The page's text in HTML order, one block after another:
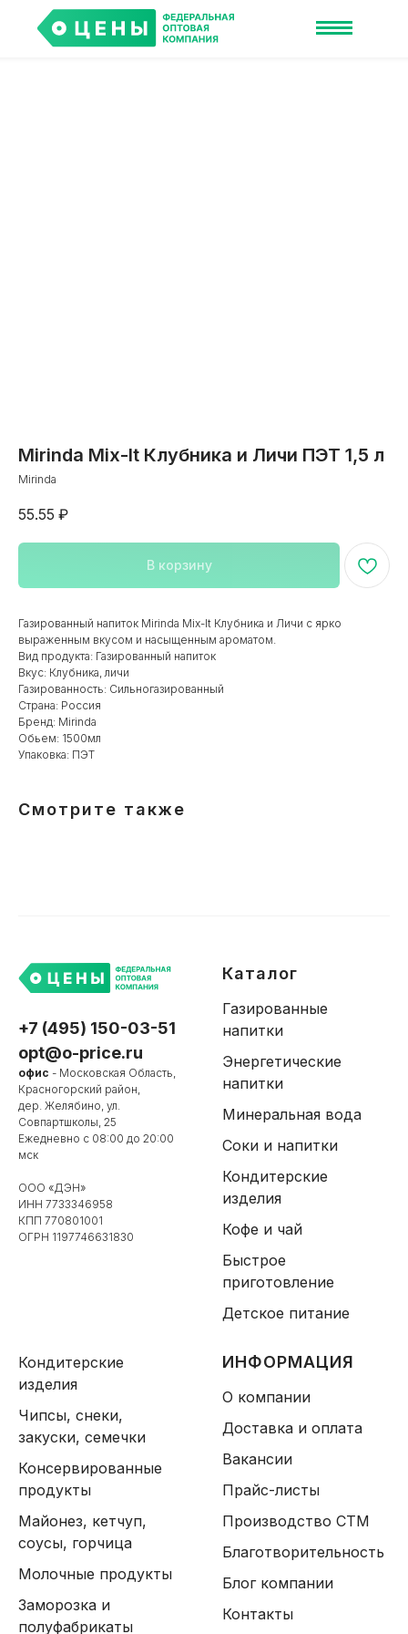
+7 495 150-03-51-
Москва и МО
Бесплатный по России
Заказать звонок
Mirinda Mix-It Клубника и Личи ПЭТ 1,5 л
Mirinda
55.55 ₽
В корзину
Газированный напиток Mirinda Mix-It Клубника и Личи с ярко
выраженным вкусом и насыщенным ароматом.
Вид продукта: Газированный напиток
Вкус: Клубника, личи
Газированность: Сильногазированный
Страна: Россия
Бренд: Mirinda
Обьем: 1500мл
Упаковка: ПЭТ
Смотрите также
+7 (495) 150-03-51
opt@o-price.ru
офис - Московская Область,
Красногорский район,
дер. Желябино, ул.
Совпартшколы, 25
Ежедневно с 08:00 до 20:00
мск
ООО «ДЭН»
ИНН 7733346958
КПП 770801001
ОГРН 1197746631830
Каталог
Газированные
напитки
Энергетические
напитки
Минеральная вода
Соки и напитки
Кондитерские
изделия
Кофе и чай
Быстрое
приготовление
Детское питание
Кондитерские
изделия
Чипсы, снеки,
закуски, семечки
Консервированные
продукты
Майонез, кетчуп,
соусы, горчица
Молочные продукты
Заморозка и
полуфабрикаты
ИНФОРМАЦИЯ
О компании
Доставка и оплата
Вакансии
Прайс-листы
Производство СТМ
Благотворительность
Блог компании
Контакты